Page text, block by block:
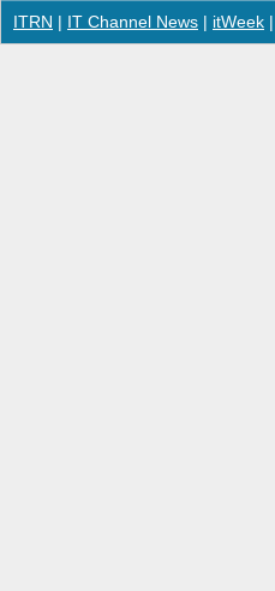
ITRN IT Channel News itWeek